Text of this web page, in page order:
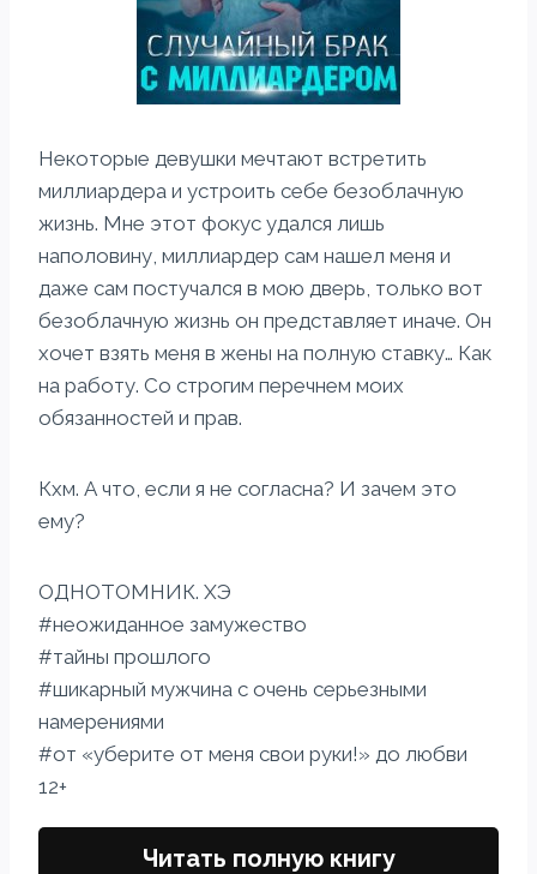
Некоторые девушки мечтают встретить
миллиардера и устроить себе безоблачную
жизнь. Мне этот фокус удался лишь
наполовину, миллиардер сам нашел меня и
даже сам постучался в мою дверь, только вот
безоблачную жизнь он представляет иначе. Он
хочет взять меня в жены на полную ставку… Как
на работу. Со строгим перечнем моих
обязанностей и прав.
Кхм. А что, если я не согласна? И зачем это
ему?
ОДНОТОМНИК. ХЭ
#неожиданное замужество
#тайны прошлого
#шикарный мужчина с очень серьезными
намерениями
#от «уберите от меня свои руки!» до любви
12+
Читать полную книгу